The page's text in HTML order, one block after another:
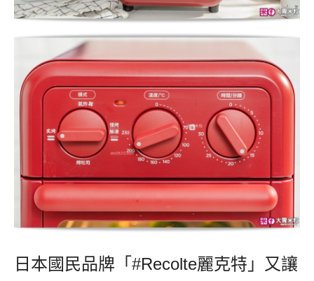
日本國民品牌「#Recolte麗克特」又讓